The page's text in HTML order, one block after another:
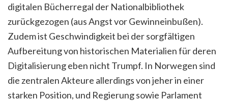
digitalen Bücherregal der Nationalbibliothek
zurückgezogen (aus Angst vor Gewinneinbußen).
Zudem ist Geschwindigkeit bei der sorgfältigen
Aufbereitung von historischen Materialien für deren
Digitalisierung eben nicht Trumpf. In Norwegen sind
die zentralen Akteure allerdings von jeher in einer
starken Position, und Regierung sowie Parlament